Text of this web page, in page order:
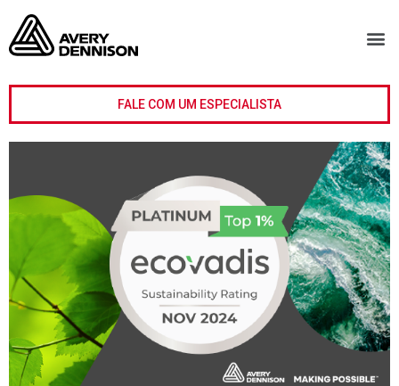
FALE COM UM ESPECIALISTA